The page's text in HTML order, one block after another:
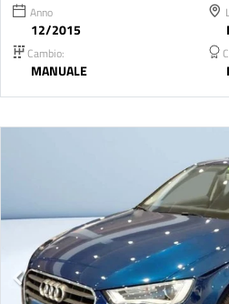
Anno
12/2015
Cambio:
MANUALE